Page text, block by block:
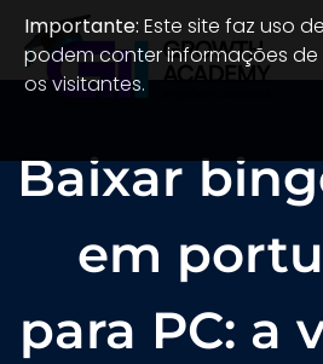
Baixar
em
para PC: a
Importante: Este site faz uso
podem conter informações
os visitantes.